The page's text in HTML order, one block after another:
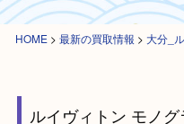
HOME